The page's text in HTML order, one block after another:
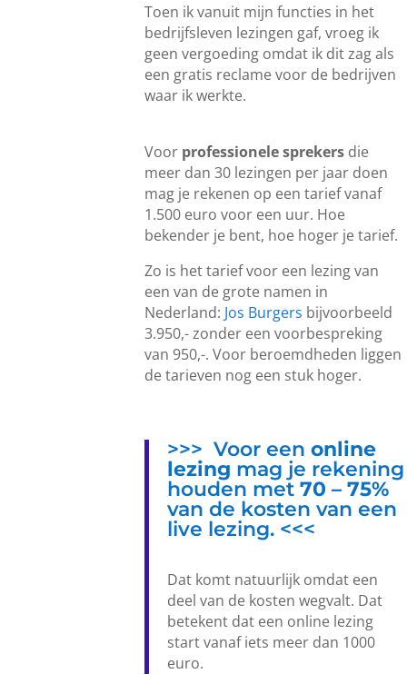
Toen ik vanuit mijn functies in het
bedrijfsleven lezingen gaf, vroeg ik
geen vergoeding omdat ik dit zag als
een gratis reclame voor de bedrijven
waar ik werkte.
Voor professionele sprekersdie
meer dan 30 lezingen per jaar doen
mag je rekenen op een tarief vanaf
1.500 euro voor een uur. Hoe
bekender je bent, hoe hoger je tarief.
Zo is het tarief voor een lezing van
een van de grote namen in
Nederland: Jos Burgers bijvoorbeeld
3.950,- zonder een voorbespreking
van 950,-. Voor beroemdheden liggen
de tarieven nog een stuk hoger.
>>> Voor een online
lezing mag je rekening
houden met 70 – 75%
van de kosten van een
live lezing. <<<
Dat komt natuurlijk omdat een
deel van de kosten wegvalt. Dat
betekent dat een online lezing
start vanaf iets meer dan 1000
euro.